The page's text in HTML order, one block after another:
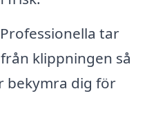
Professionella tar
klippningen så
bekymra dig för